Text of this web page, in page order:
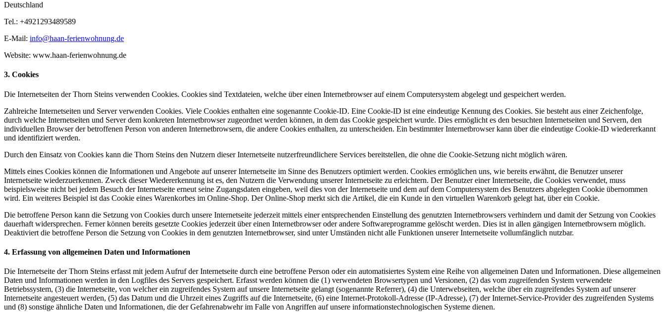
Deutschland
Tel.: +4921293489589
E-Mail: info@haan-ferienwohnung.de
Website: www.haan-ferienwohnung.de
3. Cookies
Die Internetseiten der Thorn Steins verwenden Cookies. Cookies sind Textdateien, welche über einen Internetbrowser auf einem Computersystem abgelegt und gespeichert werden.
Zahlreiche Internetseiten und Server verwenden Cookies. Viele Cookies enthalten eine sogenannte Cookie-ID. Eine Cookie-ID ist eine eindeutige Kennung des Cookies. Sie besteht aus einer Zeichenfolge,
durch welche Internetseiten und Server dem konkreten Internetbrowser zugeordnet werden können, in dem das Cookie gespeichert wurde. Dies ermöglicht es den besuchten Internetseiten und Servern, den
individuellen Browser der betroffenen Person von anderen Internetbrowsern, die andere Cookies enthalten, zu unterscheiden. Ein bestimmter Internetbrowser kann über die eindeutige Cookie-ID wiedererkannt
und identifiziert werden.
Durch den Einsatz von Cookies kann die Thorn Steins den Nutzern dieser Internetseite nutzerfreundlichere Services bereitstellen, die ohne die Cookie-Setzung nicht möglich wären.
Mittels eines Cookies können die Informationen und Angebote auf unserer Internetseite im Sinne des Benutzers optimiert werden. Cookies ermöglichen uns, wie bereits erwähnt, die Benutzer unserer
Internetseite wiederzuerkennen. Zweck dieser Wiedererkennung ist es, den Nutzern die Verwendung unserer Internetseite zu erleichtern. Der Benutzer einer Internetseite, die Cookies verwendet, muss
beispielsweise nicht bei jedem Besuch der Internetseite erneut seine Zugangsdaten eingeben, weil dies von der Internetseite und dem auf dem Computersystem des Benutzers abgelegten Cookie übernommen
wird. Ein weiteres Beispiel ist das Cookie eines Warenkorbes im Online-Shop. Der Online-Shop merkt sich die Artikel, die ein Kunde in den virtuellen Warenkorb gelegt hat, über ein Cookie.
Die betroffene Person kann die Setzung von Cookies durch unsere Internetseite jederzeit mittels einer entsprechenden Einstellung des genutzten Internetbrowsers verhindern und damit der Setzung von Cookies
dauerhaft widersprechen. Ferner können bereits gesetzte Cookies jederzeit über einen Internetbrowser oder andere Softwareprogramme gelöscht werden. Dies ist in allen gängigen Internetbrowsern möglich.
Deaktiviert die betroffene Person die Setzung von Cookies in dem genutzten Internetbrowser, sind unter Umständen nicht alle Funktionen unserer Internetseite vollumfänglich nutzbar.
4. Erfassung von allgemeinen Daten und Informationen
Die Internetseite der Thorn Steins erfasst mit jedem Aufruf der Internetseite durch eine betroffene Person oder ein automatisiertes System eine Reihe von allgemeinen Daten und Informationen. Diese allgemeinen
Daten und Informationen werden in den Logfiles des Servers gespeichert. Erfasst werden können die (1) verwendeten Browsertypen und Versionen, (2) das vom zugreifenden System verwendete
Betriebssystem, (3) die Internetseite, von welcher ein zugreifendes System auf unsere Internetseite gelangt (sogenannte Referrer), (4) die Unterwebseiten, welche über ein zugreifendes System auf unserer
Internetseite angesteuert werden, (5) das Datum und die Uhrzeit eines Zugriffs auf die Internetseite, (6) eine Internet-Protokoll-Adresse (IP-Adresse), (7) der Internet-Service-Provider des zugreifenden Systems
und (8) sonstige ähnliche Daten und Informationen, die der Gefahrenabwehr im Falle von Angriffen auf unsere informationstechnologischen Systeme dienen.